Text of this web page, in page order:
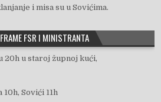
i misa su u Sovićima.
FSR I MINISTRANTA
20h u staroj župnoj kući,
Sovići 11h